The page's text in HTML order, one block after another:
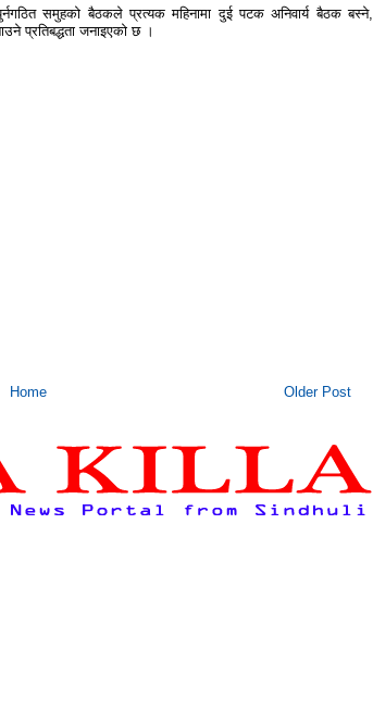
समुहको बैठकले प्रत्यक महिनामा दुई पटक अनिवार्य बैठक बस्ने,
प्रतिबद्धता जनाइएको छ ।
Older Post
Home